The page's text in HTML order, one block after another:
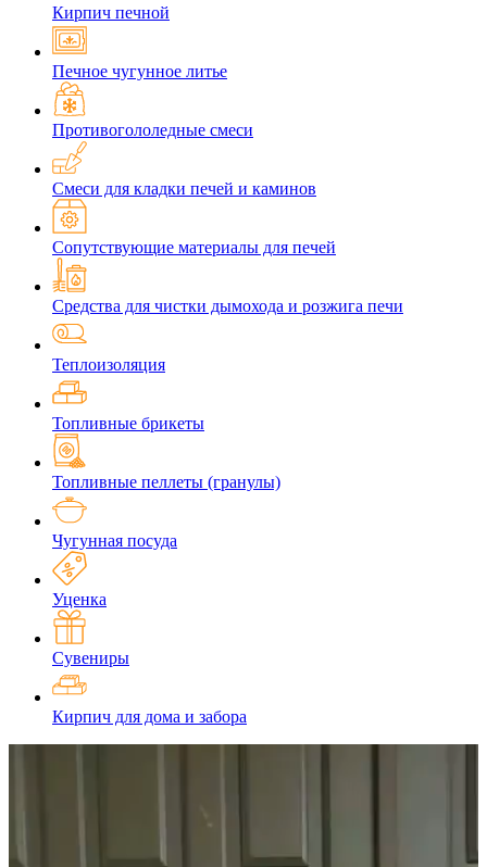
Кирпич печной
Печное чугунное литье
Противогололедные смеси
Смеси для кладки печей и каминов
Сопутствующие материалы для печей
Средства для чистки дымохода и розжига печи
Теплоизоляция
Топливные брикеты
Топливные пеллеты (гранулы)
Чугунная посуда
Уценка
Сувениры
Кирпич для дома и забора